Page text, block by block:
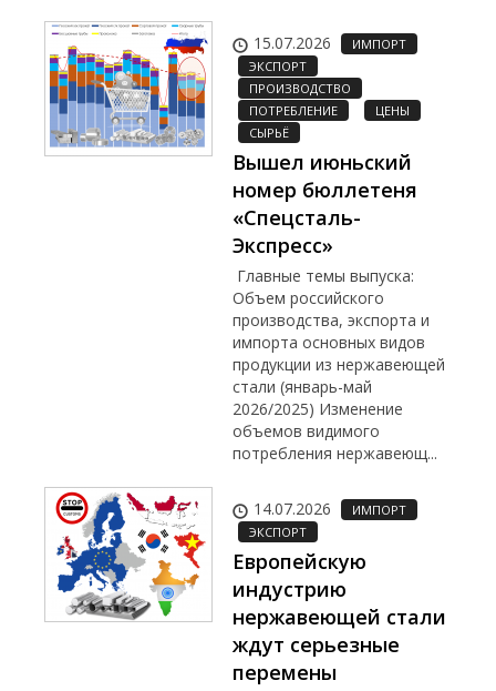
15.07.2026
ИМПОРТ
ЭКСПОРТ
ПРОИЗВОДСТВО
ПОТРЕБЛЕНИЕ
ЦЕНЫ
СЫРЬЁ
Вышел июньский
номер бюллетеня
«Спецсталь-
Экспресс»
Главные темы выпуска:
Объем российского
производства, экспорта и
импорта основных видов
продукции из нержавеющей
стали (январь-май
2026/2025) Изменение
объемов видимого
потребления нержавеющ...
14.07.2026
ИМПОРТ
ЭКСПОРТ
Европейскую
индустрию
нержавеющей стали
ждут серьезные
перемены